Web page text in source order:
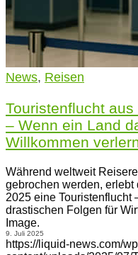
News, Reisen
Touristenflucht aus
– Wenn ein Land
Willkommen
Während weltweit
gebrochen werden, erlebt
2025 eine Touristenflucht
drastischen Folgen für
Image.
9. Juli 2025
https://liquid-news.com/